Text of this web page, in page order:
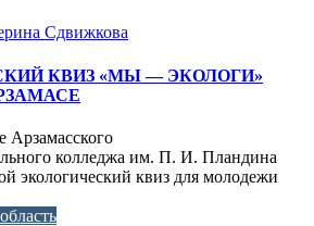
Сдвижкова
КВИЗ «МЫ — ЭКОЛОГИ»
Арзамасского
колледжа им. П. И. Пландина
экологический квиз для молодежи